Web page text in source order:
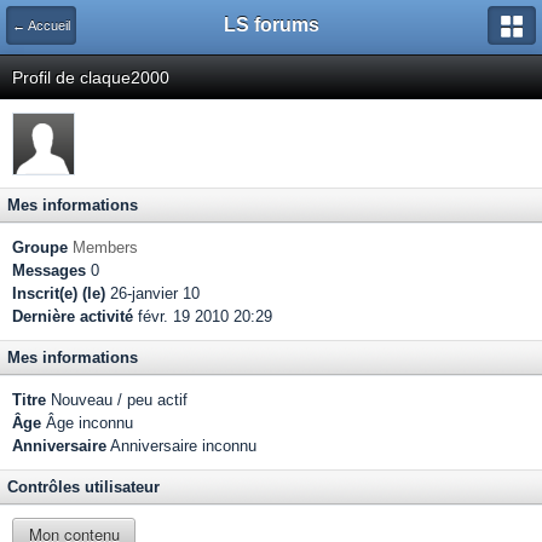
← Accueil LS forums
Profil de claque2000
Mes informations
Groupe Members
Messages 0
Inscrit(e) (le) 26-janvier 10
Dernière activité févr. 19 2010 20:29
Mes informations
Titre Nouveau / peu actif
Âge Âge inconnu
Anniversaire Anniversaire inconnu
Contrôles utilisateur
Mon contenu